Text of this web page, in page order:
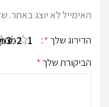
האימייל לא יוצג באתר.
הדירוג שלך* 1 מתוך 5 כוכבים 2 מתוך 5 כוכבים 3 מתוך 5 כוכבים 4
הביקורת שלך*